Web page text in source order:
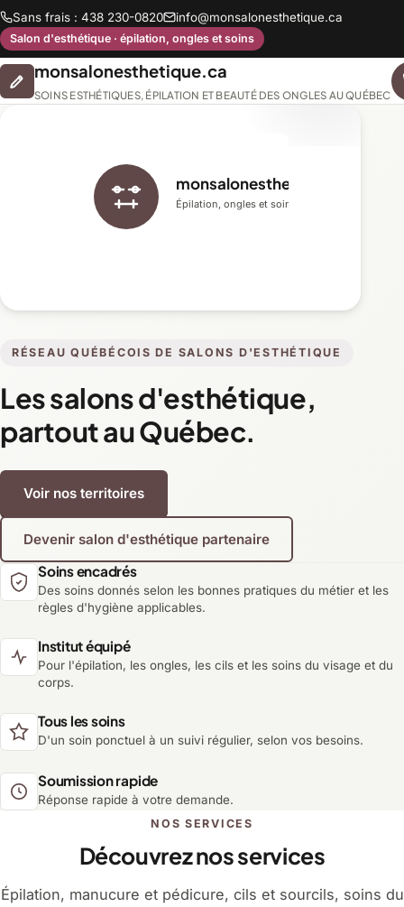
Sans frais : 438 230-0820 info@monsalonesthetique.ca
Salon d'esthétique · épilation, ongles et soins
monsalonesthetique.ca
SOINS ESTHÉTIQUES, ÉPILATION ET BEAUTÉ DES ONGLES AU QUÉBEC
RÉSEAU QUÉBÉCOIS DE SALONS D'ESTHÉTIQUE
Les salons d'esthétique,
partout au Québec.
Voir nos territoires
Devenir salon d'esthétique partenaire
monsalonesthetique.ca
Épilation, ongles et soins du visage
Soins encadrés
Des soins donnés selon les bonnes pratiques du métier et les
règles d'hygiène applicables.
Institut équipé
Pour l'épilation, les ongles, les cils et les soins du visage et du
corps.
Tous les soins
D'un soin ponctuel à un suivi régulier, selon vos besoins.
Soumission rapide
Réponse rapide à votre demande.
NOS SERVICES
Découvrez nos services
Épilation, manucure et pédicure, cils et sourcils, soins du